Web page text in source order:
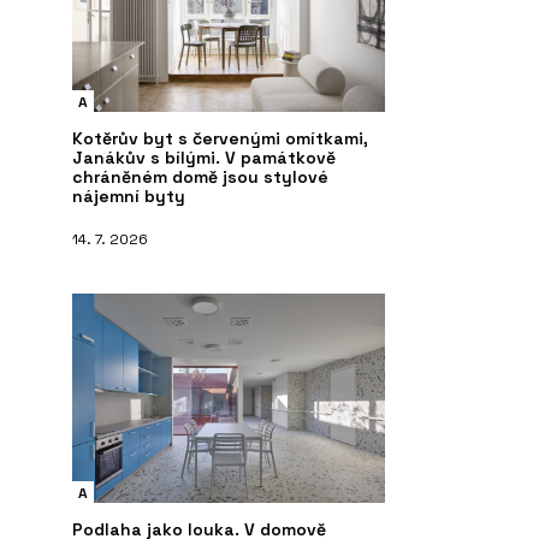
A
Kotěrův byt s červenými omítkami,
Janákův s bílými. V památkově
chráněném domě jsou stylové
nájemní byty
14. 7. 2026
A
Podlaha jako louka. V domově